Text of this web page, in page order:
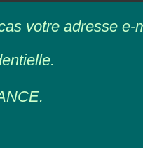
votre adresse e-